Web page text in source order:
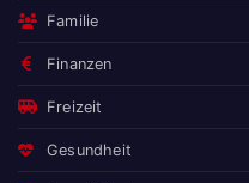
Familie
Finanzen
Freizeit
Gesundheit